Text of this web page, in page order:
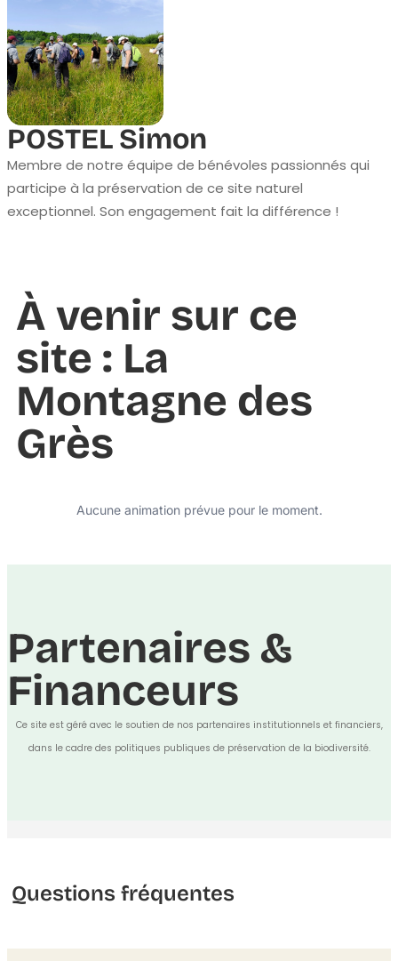
POSTEL Simon
Membre de notre équipe de bénévoles passionnés qui
participe à la préservation de ce site naturel
exceptionnel. Son engagement fait la différence !
À venir sur ce
site : La
Montagne des
Grès
Aucune animation prévue pour le moment.
Partenaires &
Financeurs
Ce site est géré avec le soutien de nos partenaires institutionnels et financiers,
dans le cadre des politiques publiques de préservation de la biodiversité.
Questions fréquentes